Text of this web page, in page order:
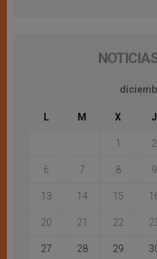
L M X J
1 2
6 7 8 9
13 14 15
20 21 22
27 28 29